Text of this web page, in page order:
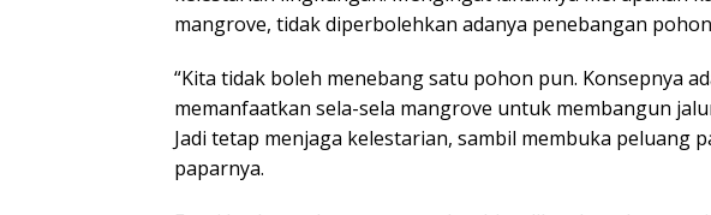
mangrove, tidak diperbolehkan adanya penebangan
“Kita tidak boleh menebang satu pohon pun. Konsepnya
memanfaatkan sela-sela mangrove untuk membangun
Jadi tetap menjaga kelestarian, sambil membuka peluang
paparnya.